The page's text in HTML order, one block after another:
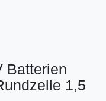
Batterien
1,5